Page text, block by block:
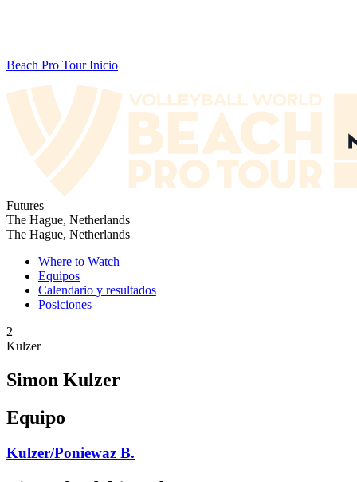
Beach Pro Tour Inicio
Futures
The Hague, Netherlands
The Hague, Netherlands
Where to Watch
Equipos
Calendario y resultados
Posiciones
2
Kulzer
Simon Kulzer
Equipo
Kulzer/Poniewaz B.